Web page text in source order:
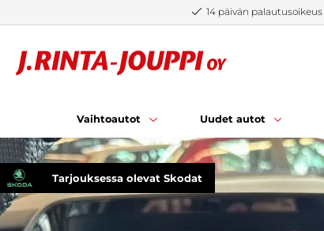
14 päivän palautusoikeus
Vaihtoautot Uudet autot
Tarjouksessa olevat Skodat